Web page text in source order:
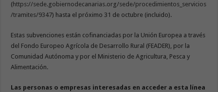
(https://sede.gobiernodecanarias.org/sede/procedimientos_servicios
/tramites/9347) hasta el próximo 31 de octubre (incluido).
Estas subvenciones están cofinanciadas por la Unión Europea a través
del Fondo Europeo Agrícola de Desarrollo Rural (FEADER), por la
Comunidad Autónoma y por el Ministerio de Agricultura, Pesca y
Alimentación.
Las personas o empresas interesadas en acceder a esta línea